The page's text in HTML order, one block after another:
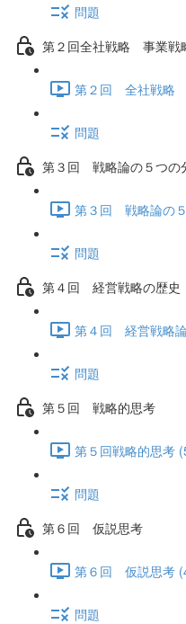
問題
第２回全社戦略 事業
第２回 全社戦略
問題
第３回 戦略論の５つの
第３回 戦略論の
問題
第４回 経営戦略の歴史
第４回 経営戦略
問題
第５回 戦略的思考
第５回戦略的思考
問題
第６回 仮説思考
第６回 仮説思考
問題